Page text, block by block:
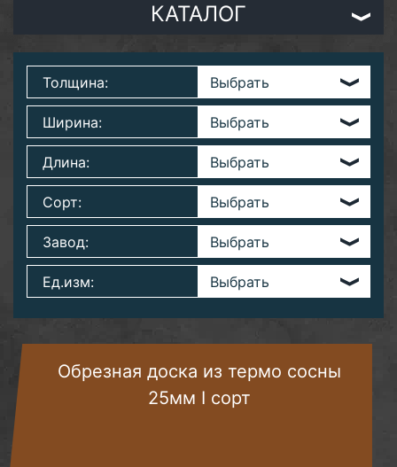
КАТАЛОГ
Толщина:
Ширина:
Длина:
Сорт:
Завод:
Ед.изм:
Обрезная доска из термо сосны
25мм I сорт